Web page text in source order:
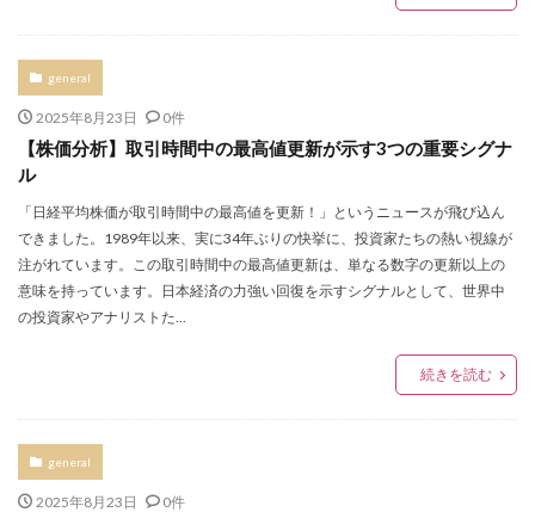
general
2025年8月23日 0件
【株価分析】取引時間中の最高値更新が示す3つの重要シグナ
ル
「日経平均株価が取引時間中の最高値を更新！」というニュースが飛び込ん
できました。1989年以来、実に34年ぶりの快挙に、投資家たちの熱い視線が
注がれています。この取引時間中の最高値更新は、単なる数字の更新以上の
意味を持っています。日本経済の力強い回復を示すシグナルとして、世界中
の投資家やアナリストた...
続きを読む
general
2025年8月23日 0件